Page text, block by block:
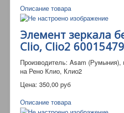
Описание товара
Элемент зеркала
Clio, Clio2
Производитель: Asam (Румыния),
на Рено Клио, Клио2
Цена: 350,00 руб
Описание товара